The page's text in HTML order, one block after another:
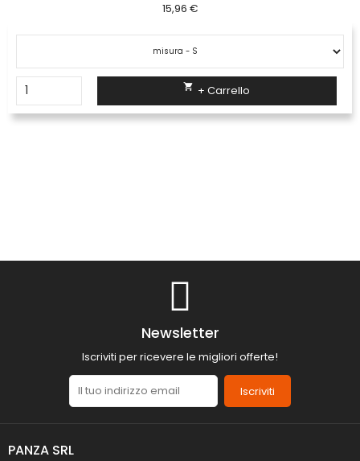
15,96 €
 + Carrello
Newsletter
Iscriviti per ricevere le migliori offerte!
Iscriviti
PANZA SRL